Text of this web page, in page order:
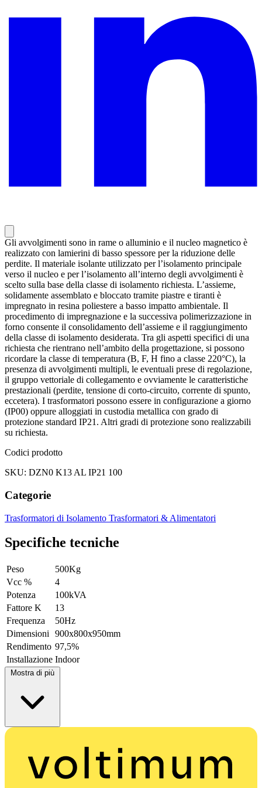
Gli avvolgimenti sono in rame o alluminio e il nucleo magnetico è
realizzato con lamierini di basso spessore per la riduzione delle
perdite. Il materiale isolante utilizzato per l’isolamento principale
verso il nucleo e per l’isolamento all’interno degli avvolgimenti è
scelto sulla base della classe di isolamento richiesta. L’assieme,
solidamente assemblato e bloccato tramite piastre e tiranti è
impregnato in resina poliestere a basso impatto ambientale. Il
procedimento di impregnazione e la successiva polimerizzazione in
forno consente il consolidamento dell’assieme e il raggiungimento
della classe di isolamento desiderata. Tra gli aspetti specifici di una
richiesta che rientrano nell’ambito della progettazione, si possono
ricordare la classe di temperatura (B, F, H fino a classe 220°C), la
presenza di avvolgimenti multipli, le eventuali prese di regolazione,
il gruppo vettoriale di collegamento e ovviamente le caratteristiche
prestazionali (perdite, tensione di corto-circuito, corrente di spunto,
eccetera). I trasformatori possono essere in configurazione a giorno
(IP00) oppure alloggiati in custodia metallica con grado di
protezione standard IP21. Altri gradi di protezione sono realizzabili
su richiesta.
Codici prodotto
SKU: DZN0 K13 AL IP21 100
Categorie
Trasformatori di Isolamento Trasformatori & Alimentatori
Specifiche tecniche
Peso
500Kg
Vcc %
4
Potenza
100kVA
Fattore K
13
Frequenza
50Hz
Dimensioni
900x800x950mm
Rendimento 97,5%
Installazione Indoor
Mostra di più